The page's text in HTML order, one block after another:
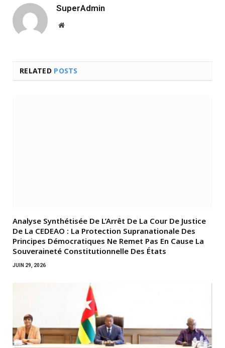
SuperAdmin
Website
RELATED POSTS
Analyse Synthétisée De L’Arrêt De La Cour De Justice
De La CEDEAO : La Protection Supranationale Des
Principes Démocratiques Ne Remet Pas En Cause La
Souveraineté Constitutionnelle Des États
JUIN 29, 2026